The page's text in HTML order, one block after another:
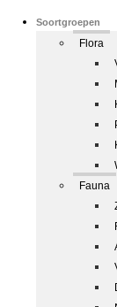
Soortgroepen
Flora
Fauna